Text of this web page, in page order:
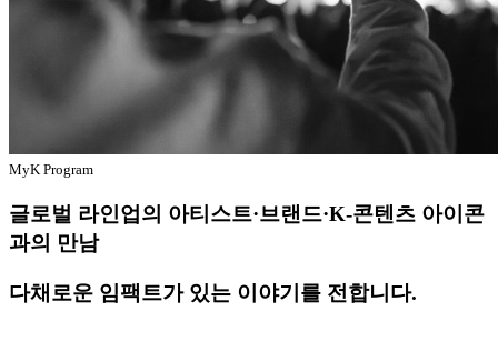
MyK Program
글로벌 라인업의 아티스트·브랜드·K-콘텐츠 아이콘
과의 만남
다채로운 임팩트가 있는 이야기를 전합니다.